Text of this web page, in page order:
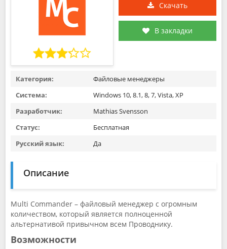
Скачать
В закладки
Категория:
Файловые менеджеры
Система:
Windows 10, 8.1, 8, 7, Vista, XP
Разработчик:
Mathias Svensson
Статус:
Бесплатная
Русский язык:
Да
Описание
Multi Commander – файловый менеджер с огромным
количеством, который является полноценной
альтернативой привычном всем Проводнику.
Возможности